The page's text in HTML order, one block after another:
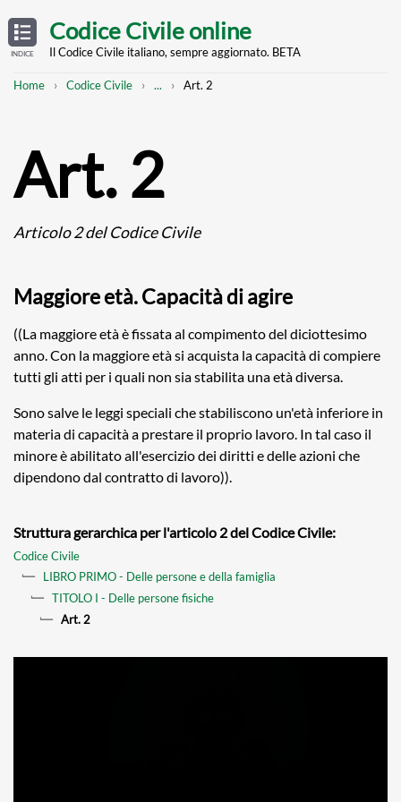
TABLE
OF
CONTENTS
INDICE
main
Codice Civile online
Il Codice Civile italiano, sempre aggiornato. BETA
Breadcrumb
Home Codice Civile
Mostra
... Art. 2
Art. 2
Articolo 2 del Codice Civile
Maggiore età. Capacità di agire
((La maggiore età è fissata al compimento del diciottesimo
anno. Con la maggiore età si acquista la capacità di compiere
tutti gli atti per i quali non sia stabilita una età diversa.
Sono salve le leggi speciali che stabiliscono un'età inferiore in
materia di capacità a prestare il proprio lavoro. In tal caso il
minore è abilitato all'esercizio dei diritti e delle azioni che
dipendono dal contratto di lavoro)).
Struttura gerarchica per l'articolo 2 del Codice Civile:
Codice Civile
LIBRO PRIMO - Delle persone e della famiglia
TITOLO I - Delle persone fisiche
Art. 2